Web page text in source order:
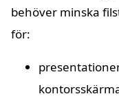
behöver minska
för: